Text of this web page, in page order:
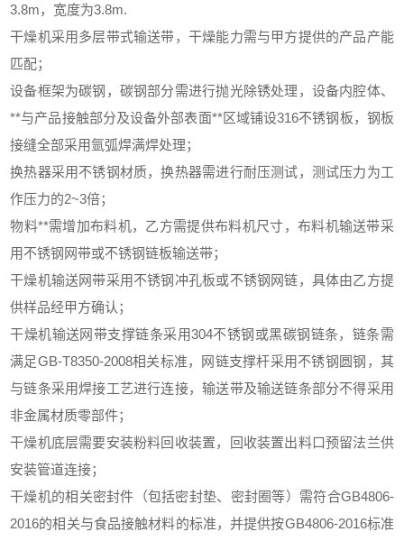
3.8m，宽度为3.8m.
干燥机采用多层带式输送带，干燥能力需与甲方提供的产品产能
匹配；
设备框架为碳钢，碳钢部分需进行抛光除锈处理，设备内腔体、
**与产品接触部分及设备外部表面**区域铺设316不锈钢板，钢板
接缝全部采用氩弧焊满焊处理；
换热器采用不锈钢材质，换热器需进行耐压测试，测试压力为工
作压力的2~3倍；
物料**需增加布料机，乙方需提供布料机尺寸，布料机输送带采
用不锈钢网带或不锈钢链板输送带；
干燥机输送网带采用不锈钢冲孔板或不锈钢网链，具体由乙方提
供样品经甲方确认；
干燥机输送网带支撑链条采用304不锈钢或黑碳钢链条，链条需
满足GB-T8350-2008相关标准，网链支撑杆采用不锈钢圆钢，其
与链条采用焊接工艺进行连接，输送带及输送链条部分不得采用
非金属材质零部件；
干燥机底层需要安装粉料回收装置，回收装置出料口预留法兰供
安装管道连接；
干燥机的相关密封件（包括密封垫、密封圈等）需符合GB4806-
2016的相关与食品接触材料的标准，并提供按GB4806-2016标准